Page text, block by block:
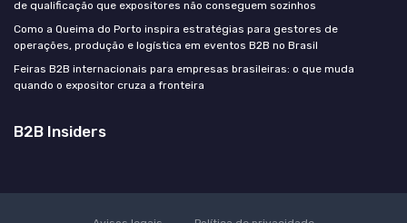
de qualificação que expositores não conseguem sozinhos
Como a Queima do Porto inspira estratégias para gestores de
operações, produção e logística em eventos B2B no Brasil
Feiras B2B internacionais para empresas brasileiras: o que muda
quando o expositor cruza a fronteira
B2B Insiders